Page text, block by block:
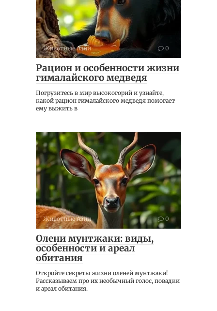
Животные Азии 0
Рацион и особенности жизни
гималайского медведя
Погрузитесь в мир высокогорий и узнайте,
какой рацион гималайского медведя помогает
ему выжить в
Животные Азии 0
Олени мунтжаки: виды,
особенности и ареал
обитания
Откройте секреты жизни оленей мунтжаки!
Рассказываем про их необычный голос, повадки
и ареал обитания.